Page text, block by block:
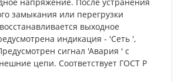
замыкания или перегрузки
выходное
индикация - 'Сеть ',
сигнал 'Авария ' с
цепи. Соответствует ГОСТ Р